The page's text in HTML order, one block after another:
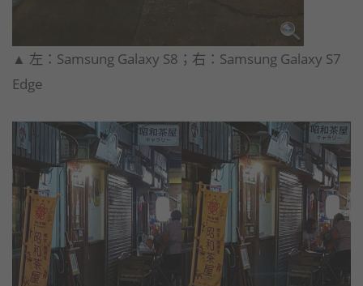
​▲ 左：Samsung Galaxy S8；右：Samsung Galaxy S7
Edge​